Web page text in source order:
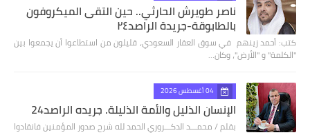
ناصر طويرش الحارثي.. حين التقى الميكروفون
بالطابوقة-جريدة الراصد٢٤
كتب: أحمد زينهم في سوق العقار السعودي، قليلون من استطاعوا أن يجمعوا بين
"الكلمة" و "الأرض"، وكان…
04 أغسطس 2026
الإنسان الذليل والأمة الذليلة. جريده الراصد24
بقلم / محمـــد الدكـــروري الحمد لله شرح صدور المؤمنين فانقادوا